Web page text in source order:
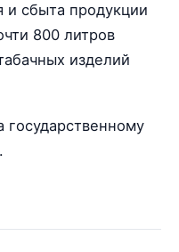
и сбыта продукции
800 литров
изделий